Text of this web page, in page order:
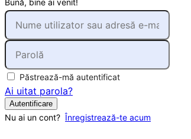
Bună, bine ai venit!
Păstrează-mă autentificat
Ai uitat parola?
Autentificare
Nu ai un cont? Înregistrează-te acum